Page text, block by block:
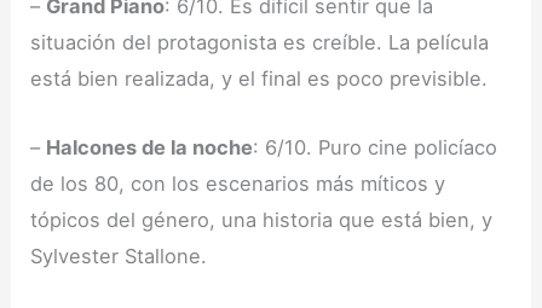
– Grand Piano: 6/10. Es difícil sentir que la
situación del protagonista es creíble. La película
está bien realizada, y el final es poco previsible.
– Halcones de la noche: 6/10. Puro cine policíaco
de los 80, con los escenarios más míticos y
tópicos del género, una historia que está bien, y
Sylvester Stallone.